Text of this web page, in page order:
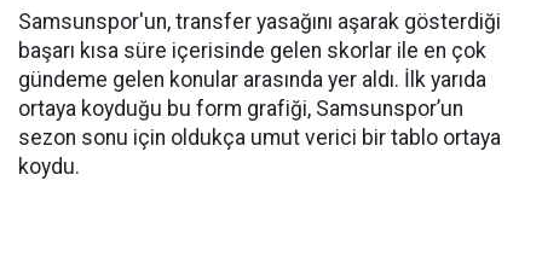
Samsunspor'un, transfer yasağını aşarak gösterdiği
başarı kısa süre içerisinde gelen skorlar ile en çok
gündeme gelen konular arasında yer aldı. İlk yarıda
ortaya koyduğu bu form grafiği, Samsunspor’un
sezon sonu için oldukça umut verici bir tablo ortaya
koydu.